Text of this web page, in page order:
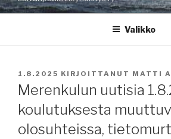
Valikko
JULKAISTU
1.8.2025 KIRJOITTANUT MATTI
Merenkulun uutisia
koulutuksesta
olosuhteissa,